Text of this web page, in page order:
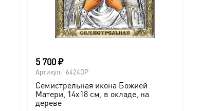
5 700₽
Артикул: 6424OP
Семистрельная икона Божией
Матери, 14х18 см, в окладе, на
дереве